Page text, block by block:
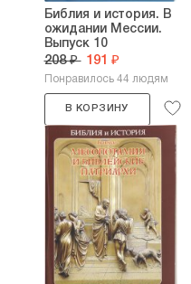
Библия и история. В
ожидании Мессии.
Выпуск 10
208 ₽ 191 ₽
Понравилось 44 людям
В КОРЗИНУ